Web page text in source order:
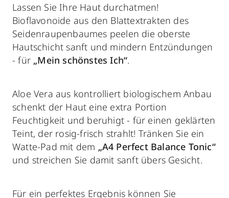
Lassen Sie Ihre Haut durchatmen!
Bioflavonoide aus den Blattextrakten des
Seidenraupenbaumes peelen die oberste
Hautschicht sanft und mindern Entzündungen
- für „Mein schönstes Ich“.
Aloe Vera aus kontrolliert biologischem Anbau
schenkt der Haut eine extra Portion
Feuchtigkeit und beruhigt - für einen geklärten
Teint, der rosig-frisch strahlt! Tränken Sie ein
Watte-Pad mit dem „A4 Perfect Balance Tonic“
und streichen Sie damit sanft übers Gesicht.
Für ein perfektes Ergebnis können Sie